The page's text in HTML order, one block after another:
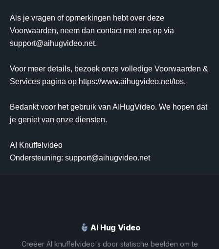
Als je vragen of opmerkingen hebt over deze
Voorwaarden, neem dan contact met ons op via
support@aihugvideo.net.
Voor meer details, bezoek onze volledige Voorwaarden &
Services pagina op https://www.aihugvideo.net/tos.
Bedankt voor het gebruik van AIHugVideo. We hopen dat
je geniet van onze diensten.
AI Knuffelvideo
Ondersteuning: support@aihugvideo.net
AI Hug Video
Creëer AI knuffelvideo's door statische beelden om te